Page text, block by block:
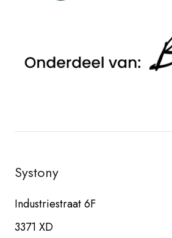
Systony
Industriestraat 6F
3371 XD